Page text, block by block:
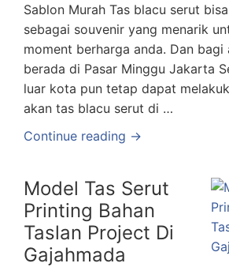
Sablon Murah Tas blacu serut
sebagai souvenir yang menarik
moment berharga anda. Dan bagi
berada di Pasar Minggu Jakarta
luar kota pun tetap dapat
akan tas blacu serut di …
Continue reading →
Model Tas Serut
Printing Bahan
Taslan Project Di
Gajahmada